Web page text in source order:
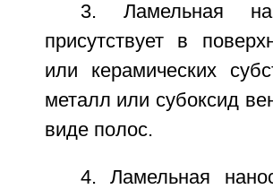
3. Ламельная
присутствует в
или керамических
металл или субоксид
виде полос.
4. Ламельная